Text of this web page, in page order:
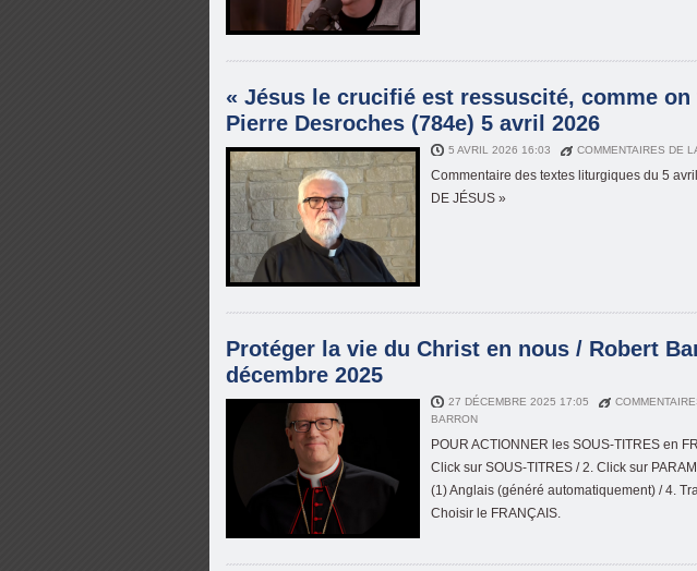
« Jésus le crucifié est ressuscité, comme on
Pierre Desroches (784e) 5 avril 2026
5 AVRIL 2026 16:03 COMMENTAIRES DE
Commentaire des textes liturgiques du 5
DE JÉSUS »
Protéger la vie du Christ en nous / Robert
décembre 2025
27 DÉCEMBRE 2025 17:05
BARRON
POUR ACTIONNER les SOUS-TITRES en
Click sur SOUS-TITRES / 2. Click sur
(1) Anglais (généré automatiquement) / 4.
Choisir le FRANÇAIS.